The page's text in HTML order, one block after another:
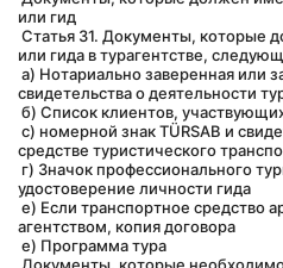
или гид
или гида в турагентстве,
свидетельства о деятельности
б) Список клиентов,
средстве туристического
удостоверение личности гида
агентством, копия договора
е) Программа тура